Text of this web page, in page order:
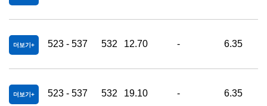
더보기 523 - 537 532 12.70 - 6.35
더보기 523 - 537 532 19.10 - 6.35